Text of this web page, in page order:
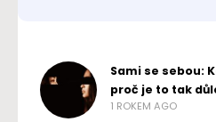
Sami se sebou:
proč je to tak
1 ROKEM AGO